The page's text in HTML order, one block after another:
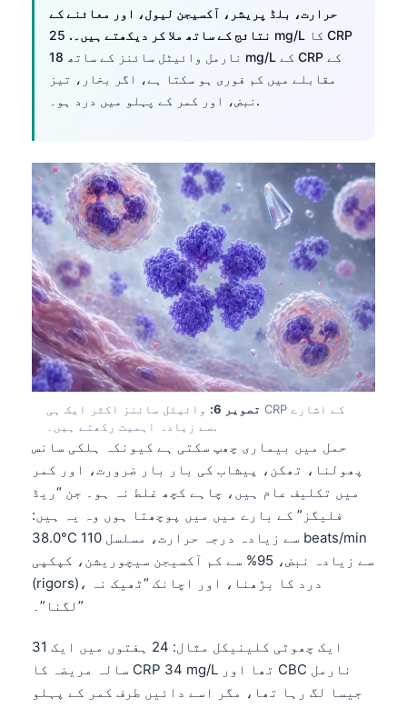
حرارت، بلڈ پریشر، آکسیجن لیول، اور معائنے کے
نتائج کے ساتھ ملا کر دیکھتے ہیں۔. 25 mg/L کا CRP
نارمل وائیٹل سائنز کے ساتھ 18 mg/L کے CRP کے
مقابلے میں کم فوری ہو سکتا ہے، اگر بخار، تیز
نبض، اور کمر کے پہلو میں درد ہو۔.
تصویر 6:
وائیٹل سائنز اکثر ایک ہی CRP کے اشارے
سے زیادہ اہمیت رکھتے ہیں۔.
حمل میں بیماری چھپ سکتی ہے کیونکہ ہلکی سانس
پھولنا، تھکن، پیشاب کی بار بار ضرورت، اور کمر
میں تکلیف عام ہیں، چاہے کچھ غلط نہ ہو۔ جن “ریڈ
فلیگز” کے بارے میں میں پوچھتا ہوں وہ یہ ہیں:
38.0°C سے زیادہ درجہ حرارت، مسلسل 110 beats/min
سے زیادہ نبض، 95% سے کم آکسیجن سیچوریشن، کپکپی
(rigors)، درد کا بڑھنا، اور اچانک “ٹھیک نہ
لگنا”۔”
ایک چھوٹی کلینیکل مثال: 24 ہفتوں میں ایک 31
سالہ مریضہ کا CRP 34 mg/L تھا اور CBC نارمل
جیسا لگ رہا تھا، مگر اسے دائیں طرف کمر کے پہلو
অসমীয়া
Македонски јазик
Euskara
Gàidhlig
العربية المغربية
Afrikaans
Монгол
ພາສາລາວ
Basa Jawa
Cebuano
ئۇيغۇرچە
Кыргызча
Татар теле
Беларуская мова
Esperanto
Norsk bokmål